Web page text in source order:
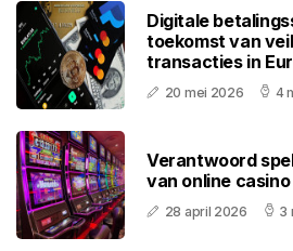
Digitale
toekomst van
transacties in
20 mei 2026 4
Verantwoord
van online
28 april 2026 3